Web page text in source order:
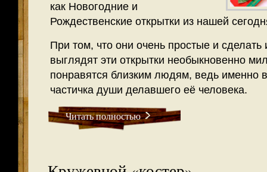
как Новогодние и
Рождественские открытки из нашей
При том, что они очень простые и сделать
выглядят эти открытки необыкновенно
понравятся близким людям, ведь именно
частичка души делавшего её человека.
Читать полностью